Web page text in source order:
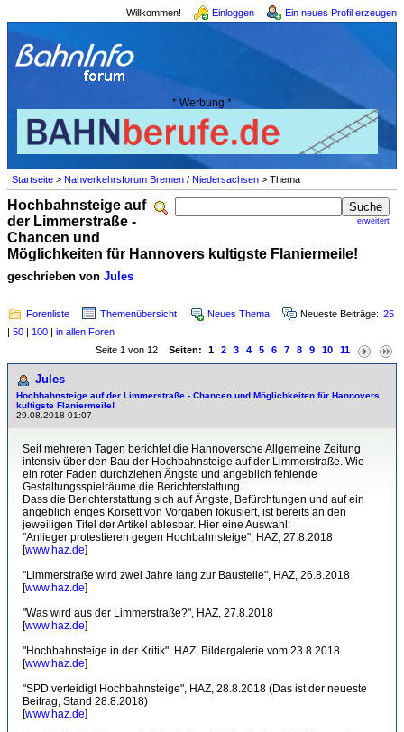
Willkommen! Einloggen Ein neues Profil erzeugen
* Werbung *
Startseite > Nahverkehrsforum Bremen / Niedersachsen > Thema
erweitert
Hochbahnsteige auf
der Limmerstraße -
Chancen und
Möglichkeiten für Hannovers kultigste Flaniermeile!
geschrieben von Jules
Forenliste Themenübersicht Neues Thema Neueste Beiträge: 25
| 50 | 100 | in allen Foren
Seite 1 von 12 Seiten: 1 2 3 4 5 6 7 8 9 10 11
Jules
Hochbahnsteige auf der Limmerstraße - Chancen und Möglichkeiten für Hannovers
kultigste Flaniermeile!
29.08.2018 01:07
Seit mehreren Tagen berichtet die Hannoversche Allgemeine Zeitung
intensiv über den Bau der Hochbahnsteige auf der Limmerstraße. Wie
ein roter Faden durchziehen Ängste und angeblich fehlende
Gestaltungsspielräume die Berichterstattung.
Dass die Berichterstattung sich auf Ängste, Befürchtungen und auf ein
angeblich enges Korsett von Vorgaben fokusiert, ist bereits an den
jeweiligen Titel der Artikel ablesbar. Hier eine Auswahl:
"Anlieger protestieren gegen Hochbahnsteige", HAZ, 27.8.2018
[www.haz.de]
"Limmerstraße wird zwei Jahre lang zur Baustelle", HAZ, 26.8.2018
[www.haz.de]
"Was wird aus der Limmerstraße?", HAZ, 27.8.2018
[www.haz.de]
"Hochbahnsteige in der Kritik", HAZ, Bildergalerie vom 23.8.2018
[www.haz.de]
"SPD verteidigt Hochbahnsteige", HAZ, 28.8.2018 (Das ist der neueste
Beitrag, Stand 28.8.2018)
[www.haz.de]